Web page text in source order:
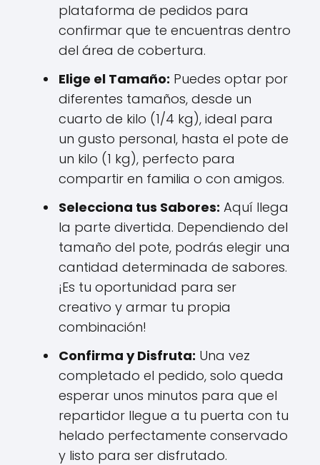
plataforma de pedidos para
confirmar que te encuentras dentro
del área de cobertura.
Elige el Tamaño: Puedes optar por
diferentes tamaños, desde un
cuarto de kilo (1/4 kg), ideal para
un gusto personal, hasta el pote de
un kilo (1 kg), perfecto para
compartir en familia o con amigos.
Selecciona tus Sabores: Aquí llega
la parte divertida. Dependiendo del
tamaño del pote, podrás elegir una
cantidad determinada de sabores.
¡Es tu oportunidad para ser
creativo y armar tu propia
combinación!
Confirma y Disfruta: Una vez
completado el pedido, solo queda
esperar unos minutos para que el
repartidor llegue a tu puerta con tu
helado perfectamente conservado
y listo para ser disfrutado.